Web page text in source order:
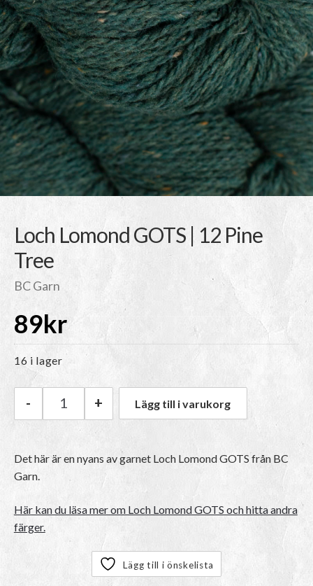
Loch Lomond GOTS | 12 Pine
Tree
BC Garn
89kr
16 i lager
BC Garn Loch Lomond GOTS | 12 Pine Tree
- + Lägg till i varukorg
Det här är en nyans av garnet Loch Lomond GOTS från BC
Garn.
Här kan du läsa mer om Loch Lomond GOTS och hitta andra
färger.
Lägg till i önskelista